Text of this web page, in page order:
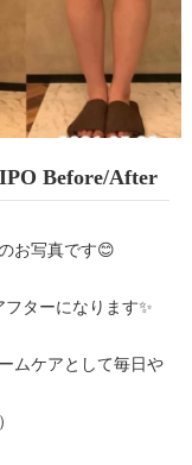
Before/After
お写真です😊
ターになります✨
ムケアとして毎日や